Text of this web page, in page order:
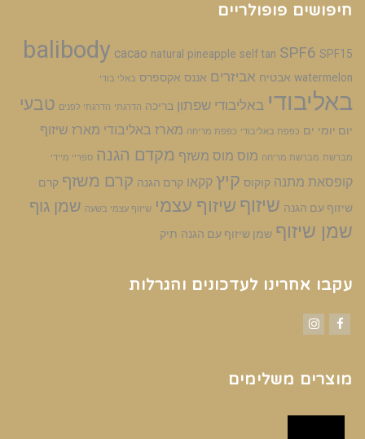
חיפושים פופולריים
balibody cacao natural pineapple self tan SPF6 SPF15
watermelon אבטיח אביזרים אננס אקספרס באלי בודי
באליבודי באליבודי שפתון בריכה הדרגתי הדרגתי לפנים טבעי
יום יומי ים כפפת באליבודי כפפת מריחה מארז באליבודי מארז שיזוף
מברשת מברשת מריחה מוס מוס משזף מקדם הגנה ספריי מיידי
קופסאת מתנה קוקוס קיץ קקאו קרם הגנה קרם משזף קרם
שיזוף עם הגנה שיזוף שיזוף עצמי שיזוף עצמי בשעה שמן גוף
שמן שיזוף שמן שיזוף עם הגנה תיק
עקבו אחרינו לעדכונים והגרלות
מוצרים משלימים